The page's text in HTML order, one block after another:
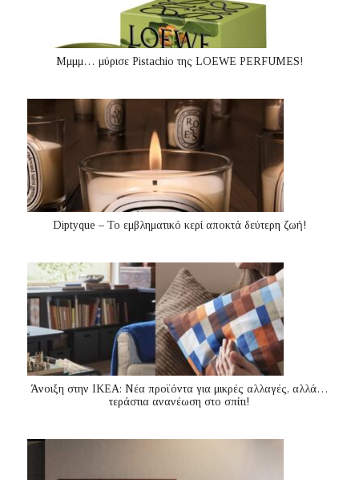
Μμμμ… μύρισε Pistachio της LOEWE PERFUMES!
Diptyque – Το εμβληματικό κερί αποκτά δεύτερη ζωή!
Άνοιξη στην ΙΚΕΑ: Νέα προϊόντα για μικρές αλλαγές, αλλά…
τεράστια ανανέωση στο σπίτι!